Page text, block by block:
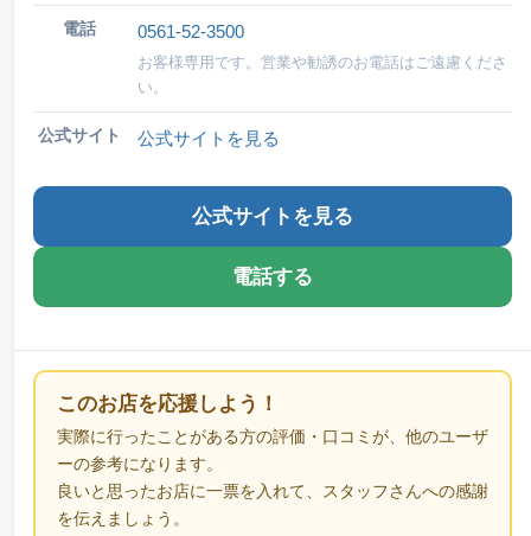
電話 0561-52-3500
お客様専用です。営業や勧誘のお電話はご遠慮くださ
い。
公式サイト 公式サイトを見る
公式サイトを見る
電話する
このお店を応援しよう！
実際に行ったことがある方の評価・口コミが、他のユーザ
ーの参考になります。
良いと思ったお店に一票を入れて、スタッフさんへの感謝
を伝えましょう。